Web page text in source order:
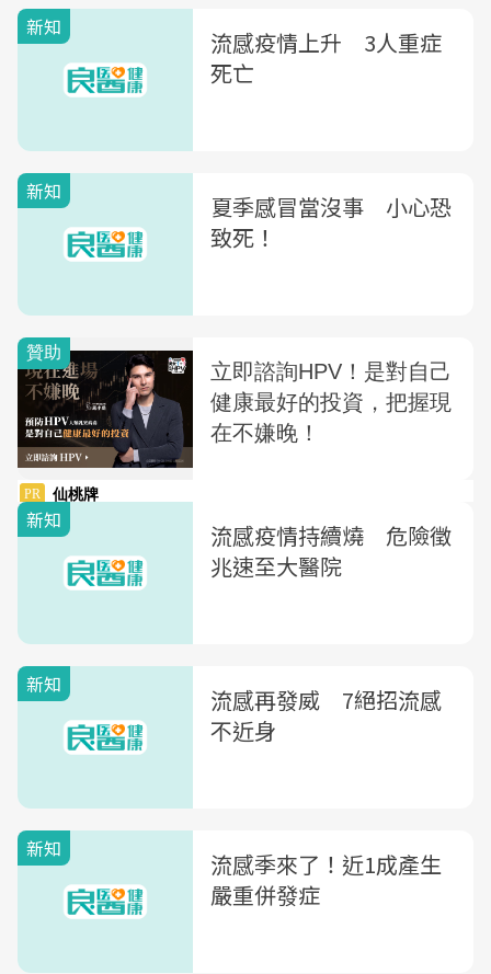
新知
流感疫情上升 3人重症
死亡
新知
夏季感冒當沒事 小心恐
致死！
新知
流感疫情持續燒 危險徵
兆速至大醫院
新知
流感再發威 7絕招流感
不近身
新知
流感季來了！近1成產生
嚴重併發症